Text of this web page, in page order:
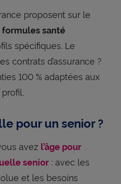
proposent sur le
formules santé
spécifiques. Le
contrats d’assurance ?
100 % adaptées aux
pour un senior ?
avez l’âge pour
senior: avec les
et les besoins